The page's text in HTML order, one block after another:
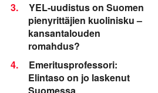
3.
YEL-uudistus on Suomen
pienyrittäjien kuolinisku –
kansantalouden
romahdus?
4.
Emeritusprofessori:
Elintaso on jo laskenut